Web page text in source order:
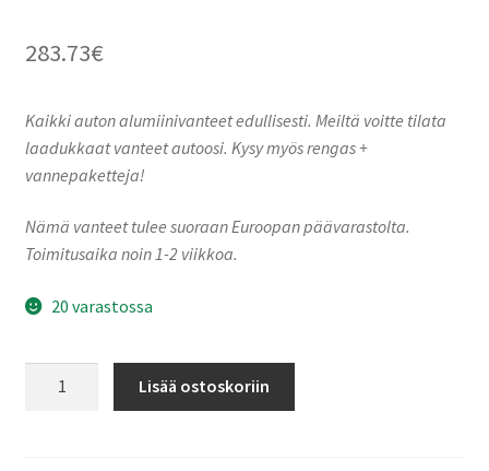
283.73€
Kaikki auton alumiinivanteet edullisesti. Meiltä voitte tilata
laadukkaat vanteet autoosi. Kysy myös rengas +
vannepaketteja!
Nämä vanteet tulee suoraan Euroopan päävarastolta.
Toimitusaika noin 1-2 viikkoa.
20 varastossa
Lisää ostoskoriin